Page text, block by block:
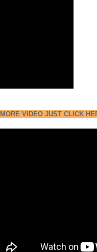
MORE VIDEO JUST CLICK